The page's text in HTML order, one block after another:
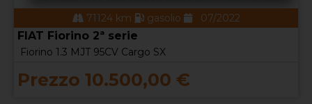
71124 km gasolio 07/2022
FIAT Fiorino 2ª serie
Fiorino 1.3 MJT 95CV Cargo SX
Prezzo 10.500,00 €